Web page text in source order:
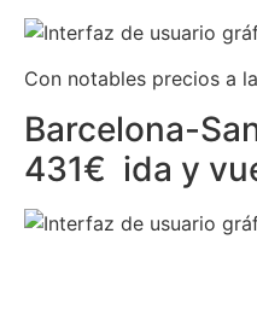
Con notables precios a
Barcelona-
431€ ida y